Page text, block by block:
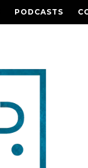
PODCASTS